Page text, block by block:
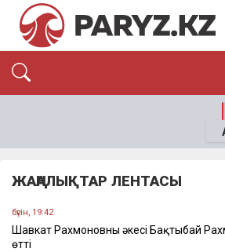
ЭКОНОМИКА
ОҚИҒА
ЖАҢАЛЫҚТАР ЛЕНТАСЫ
бүгін, 19:42
Шавкат Рахмоновның әкесі Бақтыбай
өтті